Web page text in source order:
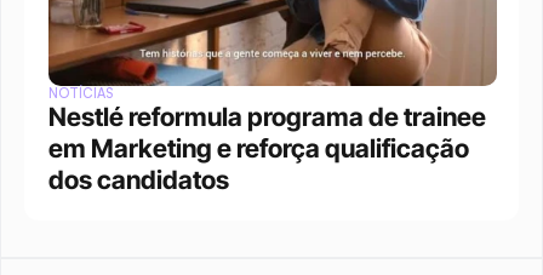
NOTÍCIAS
Nestlé reformula programa de trainee
em Marketing e reforça qualificação
dos candidatos